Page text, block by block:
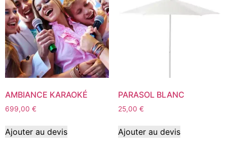
AMBIANCE KARAOKÉ
699,00 €
Ajouter au devis
PARASOL BLANC
25,00 €
Ajouter au devis